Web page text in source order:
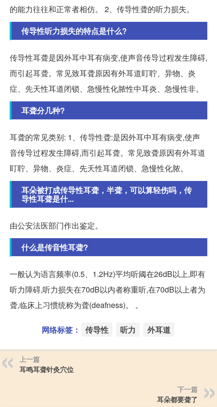
的能力往往和正常者相仿。 2、传导性聋的听力损失。
传导性听力损失的特点是什么?
传导性耳聋是因外耳中耳有病变,使声音传导过程发生障碍,
而引起耳聋。常见致耳聋原因有外耳道盯聍、异物、炎
症、先天性耳道闭锁、急慢性化脓性中耳炎、急慢性非。
耳聋分几种?
耳聋的常见类别: 1、传导性聋:是因外耳中耳有病变,使声
音传导过程发生障碍,而引起耳聋。常见致聋原因有外耳道
盯聍、异物、炎症、先天性耳道闭锁、急慢性化脓。
耳朵被打成传导性耳聋，半聋，可以算轻伤吗，传
导性耳聋是什...
由公安法医部门作出鉴定。
什么是传音性耳聋?
一般认为语言频率(0.5、1.2Hz)平均听阈在26dB以上,即有
听力障碍,听力损失在70dB以内者称重听,在70dB以上者为
聋,临床上习惯统称为聋(deafness)。 。
网络标签： 传导性 听力 外耳道
上一篇
耳鸣耳聋针灸穴位
下一篇
耳朵都要聋了